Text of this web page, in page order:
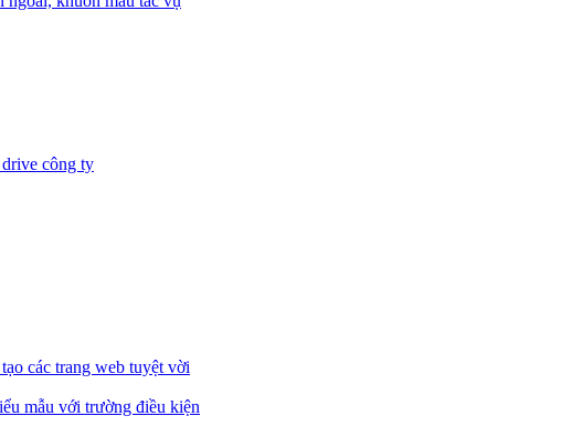
công ty
các trang web tuyệt vời
mẫu với trường điều kiện